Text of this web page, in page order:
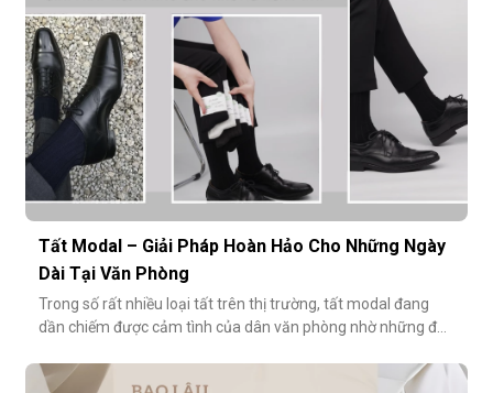
Tất Modal – Giải Pháp Hoàn Hảo Cho Những Ngày
Dài Tại Văn Phòng
Trong số rất nhiều loại tất trên thị trường, tất modal đang
dần chiếm được cảm tình của dân văn phòng nhờ những đặc
cùng khám phá vì sao tất modal lại được xem là lựa chọn lý